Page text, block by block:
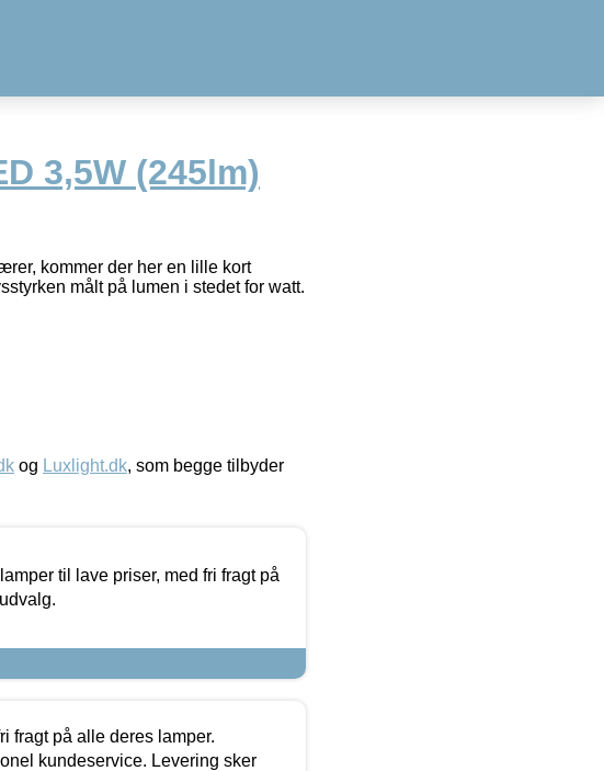
3,5W (245lm)
kommer der her en lille kort
målt på lumen i stedet for watt.
og Luxlight.dk, som begge tilbyder
til lave priser, med fri fragt på
fragt på alle deres lamper.
kundeservice. Levering sker